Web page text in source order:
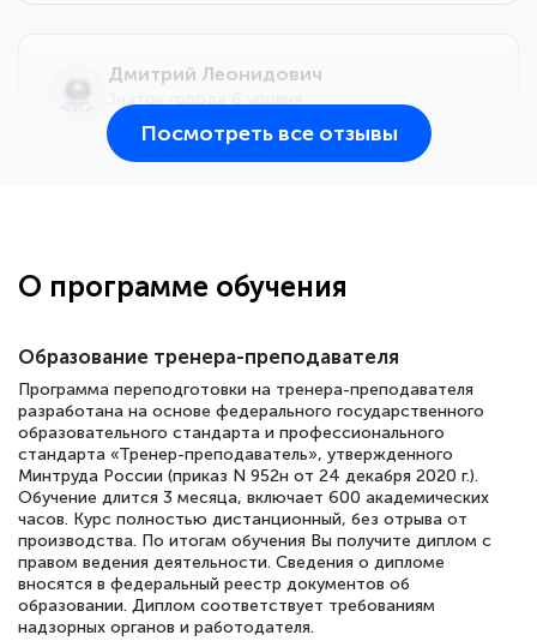
Дмитрий Леонидович
большое количество методических
сдачи итоговой аттестации. Спасибо
Елена Кравченко
Знаток города 5 уровня
18 марта 2026
Выражаю благодарность за курс
повышения квалификации "Эксперт ЕГЭ по
Посмотреть все отзывы
О программе обучения
Образование тренера-преподавателя
Программа переподготовки на тренера-преподавателя
разработана на основе федерального государственного
образовательного стандарта и профессионального
стандарта «Тренер-преподаватель», утвержденного
Минтруда России (приказ N 952н от 24 декабря 2020 г.).
Обучение длится 3 месяца, включает 600 академических
часов. Курс полностью дистанционный, без отрыва от
производства. По итогам обучения Вы получите диплом с
правом ведения деятельности. Сведения о дипломе
вносятся в федеральный реестр документов об
образовании. Диплом соответствует требованиям
надзорных органов и работодателя.